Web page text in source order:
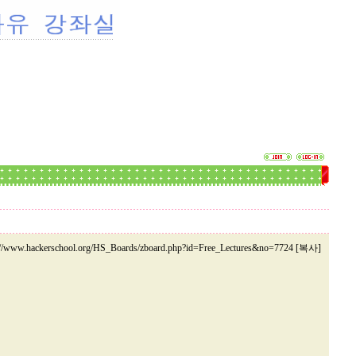
www.hackerschool.org/HS_Boards/zboard.php?id=Free_Lectures&no=7724 [복사]